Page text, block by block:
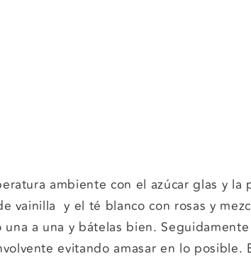
ambiente con el azúcar glas y la
vainilla y el té blanco con rosas y
a una y bátelas bien.
evitando amasar en lo posible.